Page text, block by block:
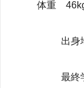
体重
出
最